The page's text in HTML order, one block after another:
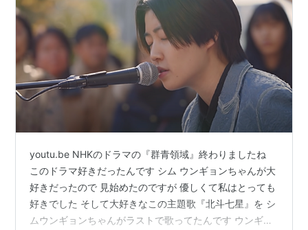
youtu.be NHKのドラマの『群青領域』終わりましたね
このドラマ好きだったんです シム ウンギョンちゃんが大
好きだったので 見始めたのですが 優しくて私はとっても
好きでした そして大好きなこの主題歌『北斗七星』を シ
ムウンギョンちゃんがラストで歌ってたんです ウンギョ